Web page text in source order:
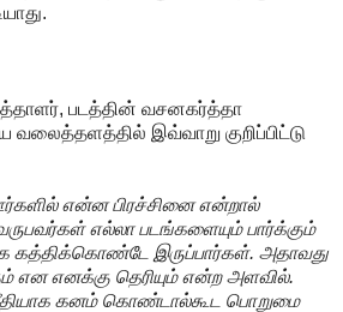
படத்தின் வசனகர்த்தா
இவ்வாறு குறிப்பிட்டு
என்ன பிரச்சினை என்றால்
எல்லா படங்களையும் பார்க்கும்
கத்திக்கொண்டே இருப்பார்கள். அதாவது
என எனக்கு தெரியும் என்ற அளவில்.
கனம் கொண்டால்கூட பொறுமை